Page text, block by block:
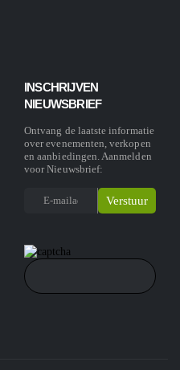
INSCHRIJVEN
NIEUWSBRIEF
Ontvang de laatste informatie
over evenementen, verkopen
en aanbiedingen. Aanmelden
voor Nieuwsbrief: